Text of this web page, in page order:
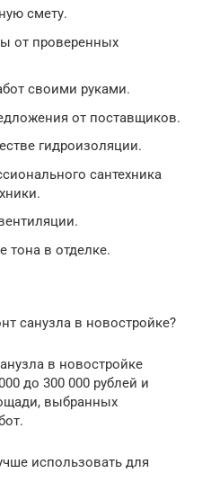
смету.
от проверенных
своими руками.
от поставщиков.
гидроизоляции.
сантехника
тона в отделке.
санузла в новостройке?
в новостройке
до 300 000 рублей и
выбранных
использовать для